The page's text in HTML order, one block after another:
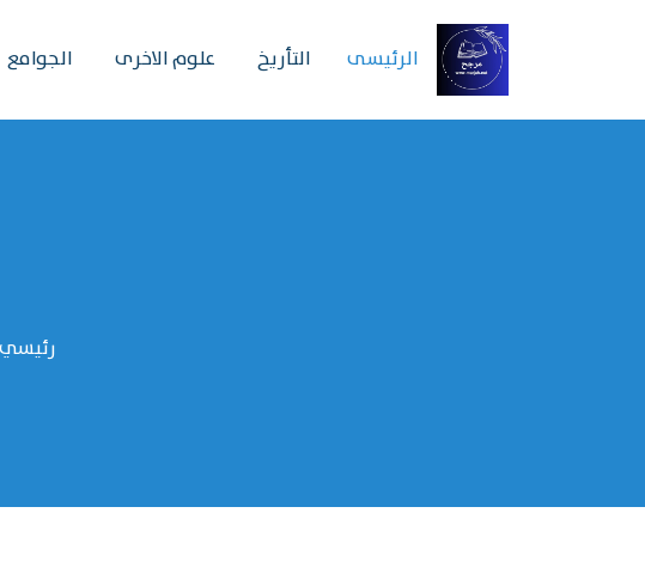
الرئیسی التأريخ علوم الاخرى الجوامع
رئيسي